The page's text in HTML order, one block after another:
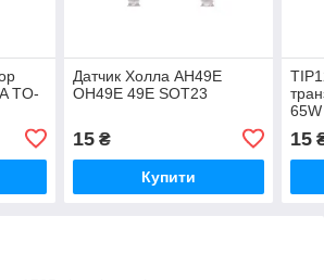
TO-
Датчик Холла AH49E
OH49E 49E SOT23
15₴
Купити
65W
15